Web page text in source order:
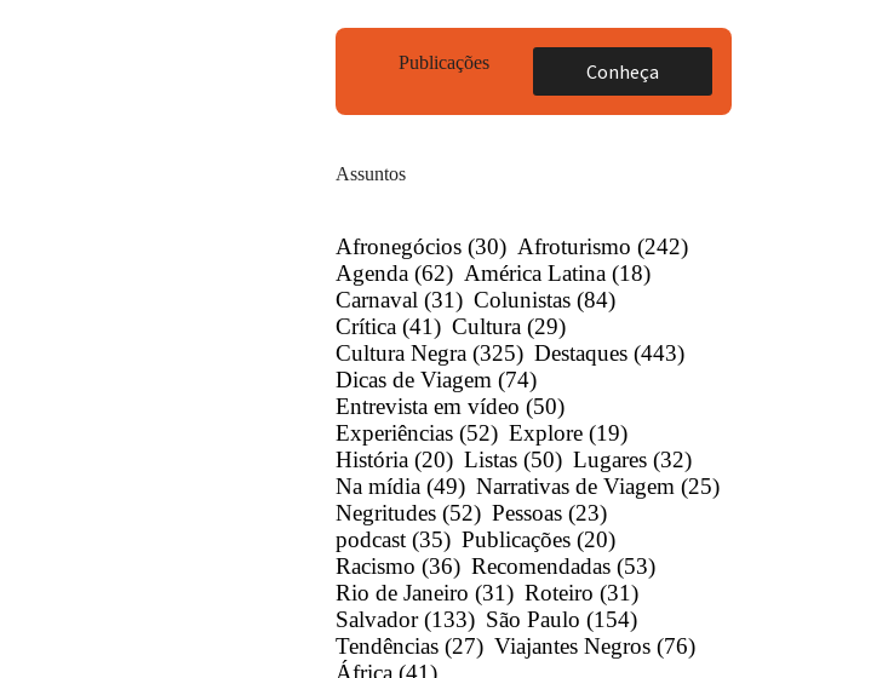
Publicações Conheça
Assuntos
Afronegócios (30) Afroturismo (242)
Agenda (62) América Latina (18)
Carnaval (31) Colunistas (84)
Crítica (41) Cultura (29)
Cultura Negra (325) Destaques (443)
Dicas de Viagem (74)
Entrevista em vídeo (50)
Experiências (52) Explore (19)
História (20) Listas (50) Lugares (32)
Na mídia (49) Narrativas de Viagem (25)
Negritudes (52) Pessoas (23)
podcast (35) Publicações (20)
Racismo (36) Recomendadas (53)
Rio de Janeiro (31) Roteiro (31)
Salvador (133) São Paulo (154)
Tendências (27) Viajantes Negros (76)
África (41)